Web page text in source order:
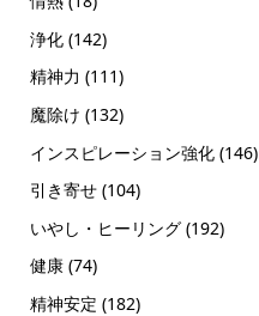
浄化 (142)
精神力 (111)
魔除け (132)
インスピレーション強化 (146)
引き寄せ (104)
いやし・ヒーリング (192)
健康 (74)
精神安定 (182)